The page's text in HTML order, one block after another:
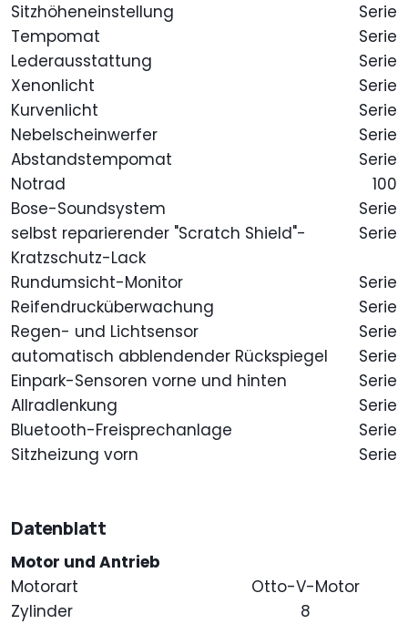
Sitzhöheneinstellung
Serie
Tempomat
Serie
Lederausstattung
Serie
Xenonlicht
Serie
Kurvenlicht
Serie
Nebelscheinwerfer
Serie
Abstandstempomat
Serie
Notrad
100
Bose-Soundsystem
Serie
selbst reparierender "Scratch Shield"-
Kratzschutz-Lack
Serie
Rundumsicht-Monitor
Serie
Reifendrucküberwachung
Serie
Regen- und Lichtsensor
Serie
automatisch abblendender Rückspiegel
Serie
Einpark-Sensoren vorne und hinten
Serie
Allradlenkung
Serie
Bluetooth-Freisprechanlage
Serie
Sitzheizung vorn
Serie
Datenblatt
Motor und Antrieb
Motorart
Otto-V-Motor
Zylinder
8